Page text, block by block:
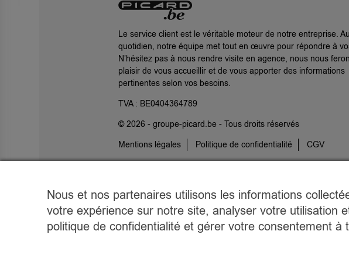
Le service client est le véritable moteur de notre entreprise. Au
quotidien, notre équipe met tout en œuvre pour répondre à
N’hésitez pas à nous rendre visite en agence, nous nous
plaisir de vous accueillir et de vous apporter des informations
pertinentes selon vos besoins.
TVA : BE0404364789
© 2026 - groupe-picard.be - Tous droits réservés
Mentions légales
Politique de confidentialité
CGV
Nous et nos partenaires utilisons les informations
votre expérience sur notre site, analyser votre utilisation
politique de confidentialité et gérer votre consentement à